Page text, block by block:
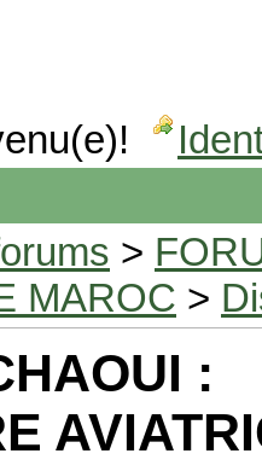
>
MAROC >
: